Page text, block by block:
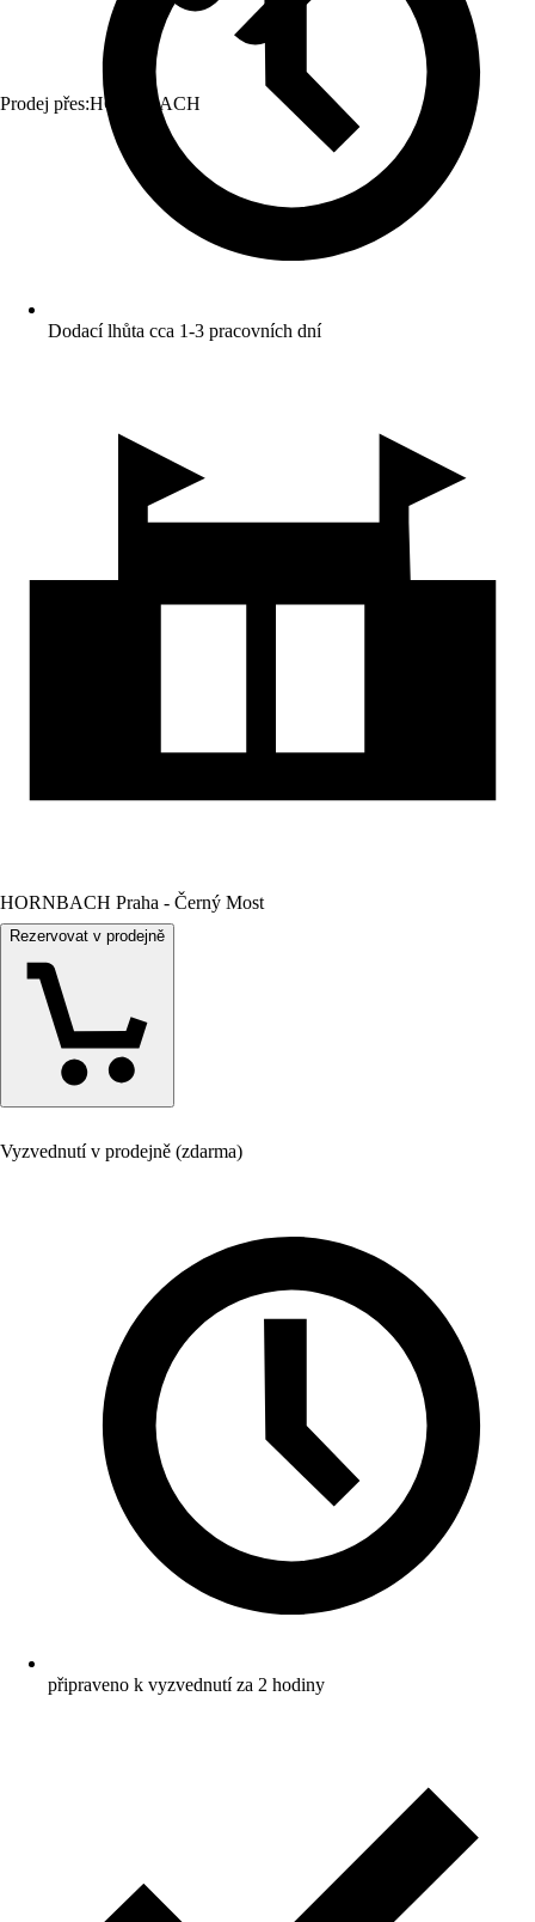
Prodej přes:HORNBACH
Dodací lhůta cca 1-3 pracovních dní
HORNBACH Praha - Černý Most
Rezervovat v prodejně
Vyzvednutí v prodejně (zdarma)
připraveno k vyzvednutí za 2 hodiny